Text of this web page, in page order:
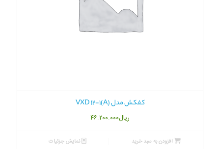
کفکش مدل VXD 12-1(A)
ریال۴۶.۲۰۰.۰۰۰
افزودن به سبد خرید نمایش جزئیات